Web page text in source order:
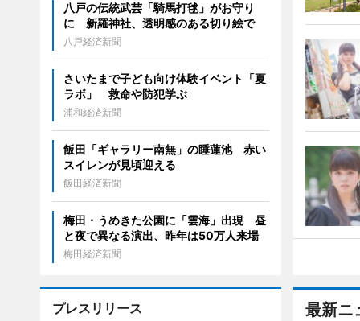
最新ニ
八戸の伝統武芸「騎馬打毬」がお守り
に 新羅神社、透明感のある切り絵で
八戸経済新聞
さいたまで子ども向け体験イベント「夏
ラボ」 救命や防犯学ぶ
浦和経済新聞
飯田「ギャラリー南無」の睡蓮池 赤い
スイレンが見頃迎える
飯田経済新聞
梅田・うめきた公園に「雲海」出現 昼
と夜で異なる演出、昨年は50万人来場
梅田経済新聞
プレスリリース